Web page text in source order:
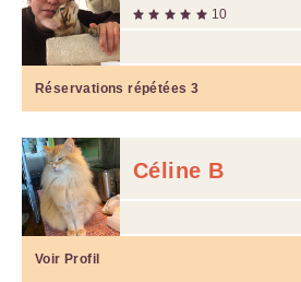
10
Réservations répétées 3
Céline B
Voir Profil